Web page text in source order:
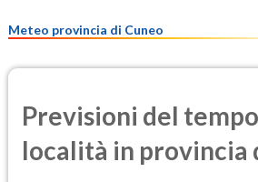
Meteo provincia di Cuneo
Previsioni del
località in provincia